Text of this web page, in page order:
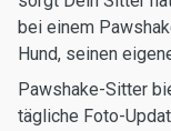
bei einem
Hund, seinen
Pawshake-Sitter
tägliche Foto-